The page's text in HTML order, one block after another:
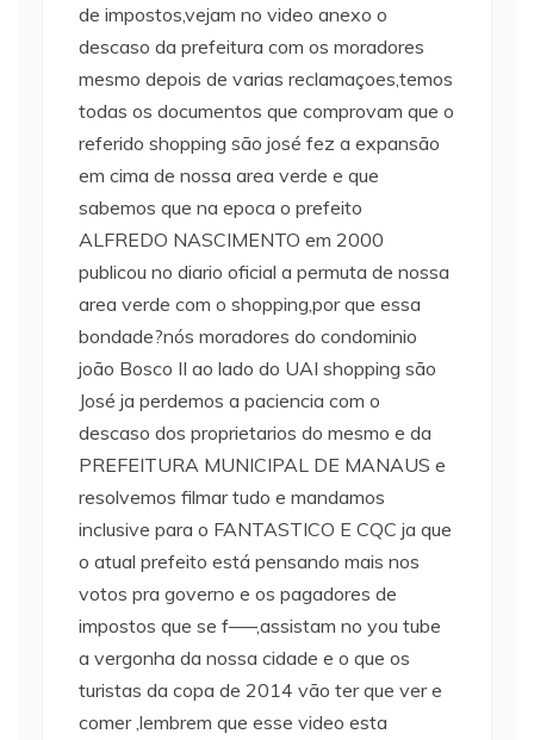
de impostos,vejam no video anexo o
descaso da prefeitura com os moradores
mesmo depois de varias reclamaçoes,temos
todas os documentos que comprovam que o
referido shopping são josé fez a expansão
em cima de nossa area verde e que
sabemos que na epoca o prefeito
ALFREDO NASCIMENTO em 2000
publicou no diario oficial a permuta de nossa
area verde com o shopping,por que essa
bondade?nós moradores do condominio
joão Bosco II ao lado do UAI shopping são
José ja perdemos a paciencia com o
descaso dos proprietarios do mesmo e da
PREFEITURA MUNICIPAL DE MANAUS e
resolvemos filmar tudo e mandamos
inclusive para o FANTASTICO E CQC ja que
o atual prefeito está pensando mais nos
votos pra governo e os pagadores de
impostos que se f—–,assistam no you tube
a vergonha da nossa cidade e o que os
turistas da copa de 2014 vão ter que ver e
comer ,lembrem que esse video esta